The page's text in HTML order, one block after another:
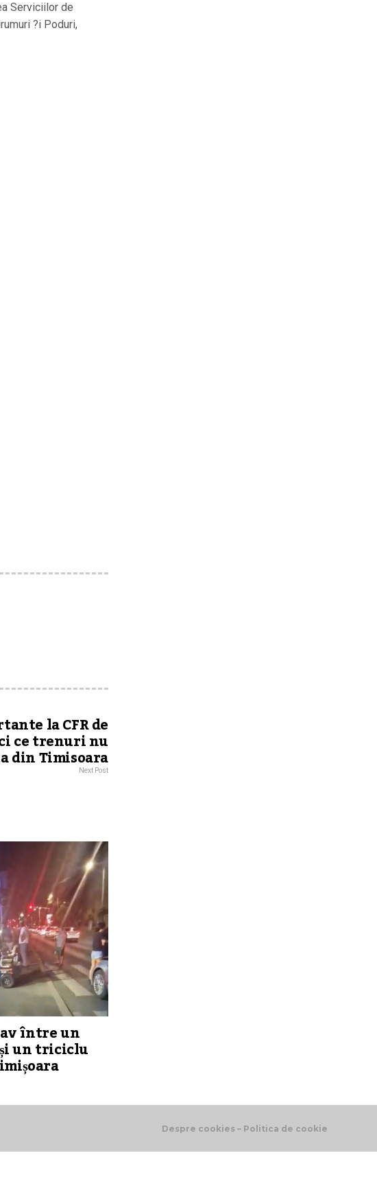
Serviciilor de
?i Poduri,
la CFR de
ce trenuri nu
din Timisoara
Next Post
între un
un triciclu
Despre cookies – Politica de cookie